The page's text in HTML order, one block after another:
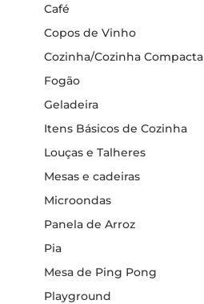
Café
Copos de Vinho
Cozinha/Cozinha Compacta
Fogão
Geladeira
Itens Básicos de Cozinha
Louças e Talheres
Mesas e cadeiras
Microondas
Panela de Arroz
Pia
Mesa de Ping Pong
Playground